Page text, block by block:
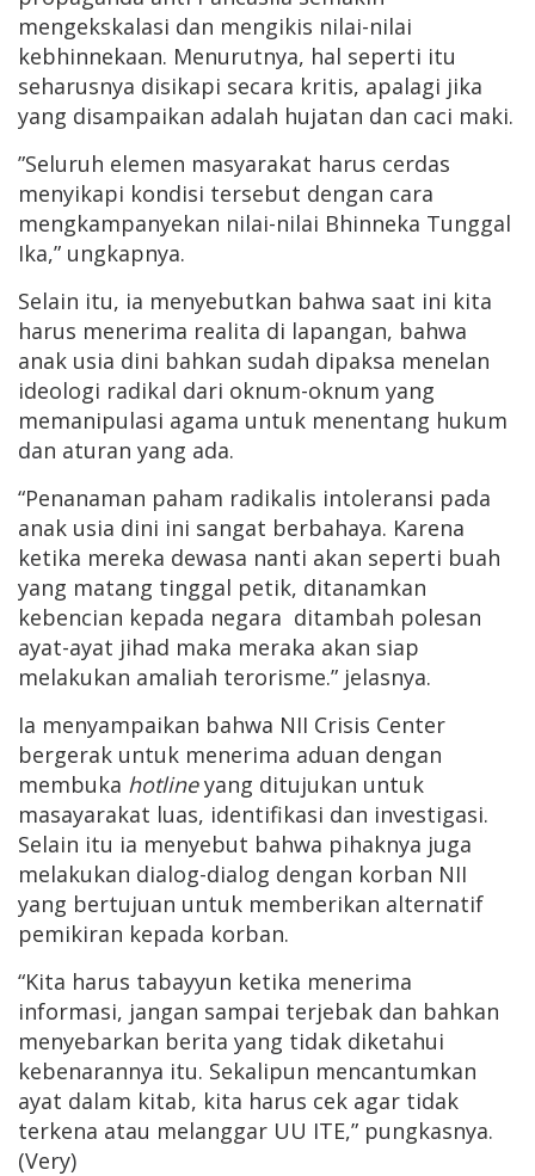
mengekskalasi dan mengikis nilai-nilai
kebhinnekaan. Menurutnya, hal seperti itu
seharusnya disikapi secara kritis, apalagi jika
yang disampaikan adalah hujatan dan caci maki.
”Seluruh elemen masyarakat harus cerdas
menyikapi kondisi tersebut dengan cara
mengkampanyekan nilai-nilai Bhinneka Tunggal
Ika,” ungkapnya.
Selain itu, ia menyebutkan bahwa saat ini kita
harus menerima realita di lapangan, bahwa
anak usia dini bahkan sudah dipaksa menelan
ideologi radikal dari oknum-oknum yang
memanipulasi agama untuk menentang hukum
dan aturan yang ada.
“Penanaman paham radikalis intoleransi pada
anak usia dini ini sangat berbahaya. Karena
ketika mereka dewasa nanti akan seperti buah
yang matang tinggal petik, ditanamkan
kebencian kepada negara ditambah polesan
ayat-ayat jihad maka meraka akan siap
melakukan amaliah terorisme.” jelasnya.
Ia menyampaikan bahwa NII Crisis Center
bergerak untuk menerima aduan dengan
membuka hotlineyang ditujukan untuk
masayarakat luas, identifikasi dan investigasi.
Selain itu ia menyebut bahwa pihaknya juga
melakukan dialog-dialog dengan korban NII
yang bertujuan untuk memberikan alternatif
pemikiran kepada korban.
“Kita harus tabayyun ketika menerima
informasi, jangan sampai terjebak dan bahkan
menyebarkan berita yang tidak diketahui
kebenarannya itu. Sekalipun mencantumkan
ayat dalam kitab, kita harus cek agar tidak
terkena atau melanggar UU ITE,” pungkasnya.
(Very)